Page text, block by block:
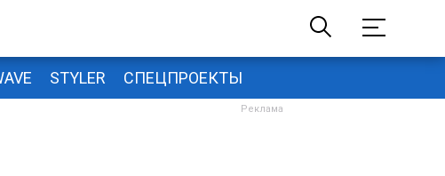
STYLER СПЕЦПРОЕКТЫ